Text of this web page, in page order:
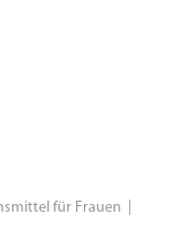
für Frauen